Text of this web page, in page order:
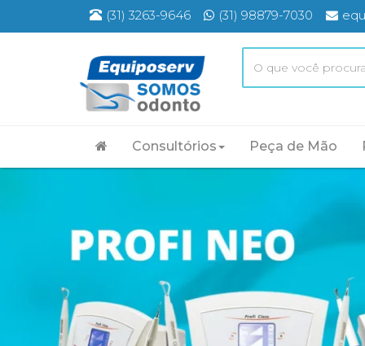
(31) 3263-9646 (31) 98879-7030
Consultórios Peça de Mão